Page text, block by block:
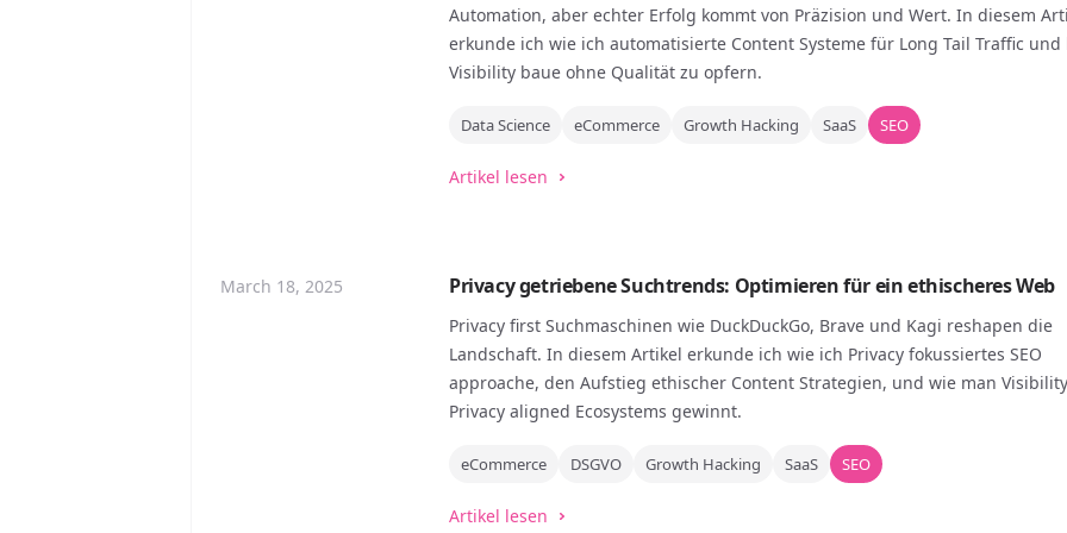
Automation, aber echter Erfolg kommt von Präzision und Wert. In diesem
erkunde ich wie ich automatisierte Content Systeme für Long Tail Traffic und
Visibility baue ohne Qualität zu opfern.
Data Science eCommerce Growth Hacking SaaS SEO
Artikel lesen
Privacy getriebene Suchtrends: Optimieren für ein ethischeres Web
Privacy first Suchmaschinen wie DuckDuckGo, Brave und Kagi reshapen die
Landschaft. In diesem Artikel erkunde ich wie ich Privacy fokussiertes SEO
approache, den Aufstieg ethischer Content Strategien, und wie man
Privacy aligned Ecosystems gewinnt.
eCommerce DSGVO Growth Hacking SaaS SEO
Artikel lesen
March 18, 2025